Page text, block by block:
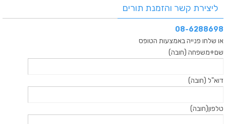
ליצירת קשר והזמנת תורים
08-6288698
או שלחו פנייה באמצעות הטופס
שם+משפחה (חובה)
דוא"ל (חובה)
טלפון(חובה)